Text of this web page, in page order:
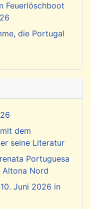
Feuerlöschboot
die Portugal
dem
seine Literatur
Portuguesa
Altona Nord
Juni 2026 in